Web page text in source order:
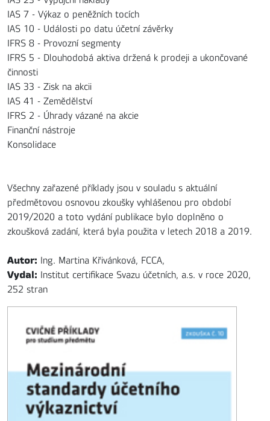
IAS 7 - Výkaz o peněžních tocích
IAS 10 - Události po datu účetní závěrky
IFRS 8 - Provozní segmenty
IFRS 5 - Dlouhodobá aktiva držená k prodeji a ukončované
činnosti
IAS 33 - Zisk na akcii
IAS 41 - Zemědělství
IFRS 2 - Úhrady vázané na akcie
Finanční nástroje
Konsolidace
Všechny zařazené příklady jsou v souladu s aktuální
předmětovou osnovou zkoušky vyhlášenou pro období
2019/2020 a toto vydání publikace bylo doplněno o
zkoušková zadání, která byla použita v letech 2018 a 2019.
Autor: Ing. Martina Křivánková, FCCA,
Vydal: Institut certifikace Svazu účetních, a.s. v roce 2020,
252 stran